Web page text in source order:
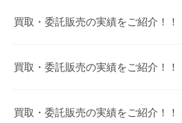
買取・委託販売の実績をご紹介！！
買取・委託販売の実績をご紹介！！
買取・委託販売の実績をご紹介！！